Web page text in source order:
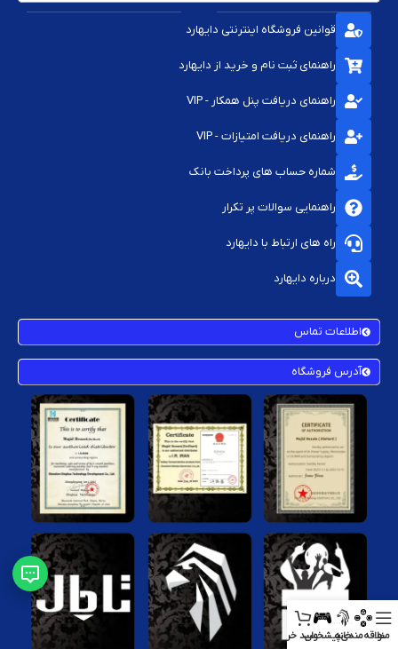
قوانین فروشگاه اینترنتی دایهارد
راهنمای ثبت نام و خرید از دایهارد
راهنمای دریافت پنل همکار - VIP
راهنمای دریافت امتیازات - VIP
شماره حساب های پرداخت بانک
راهنمایی سوالات پر تکرار
راه های ارتباط با دایهارد
درباره دایهارد
اطلاعات تماس
آدرس فروشگاه
منوعلاقه‌مندیخانهپیشخوانسبد خرید